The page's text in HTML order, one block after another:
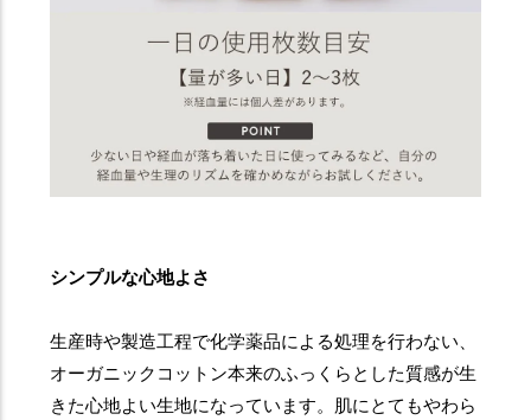
シンプルな心地よさ
生産時や製造工程で化学薬品による処理を行わない、
オーガニックコットン本来のふっくらとした質感が生
きた心地よい生地になっています。肌にとてもやわら